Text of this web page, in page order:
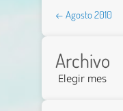
← Agosto 2010
Archivo